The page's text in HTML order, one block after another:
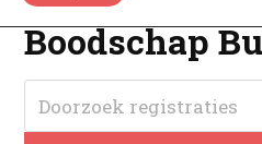
Boodschap